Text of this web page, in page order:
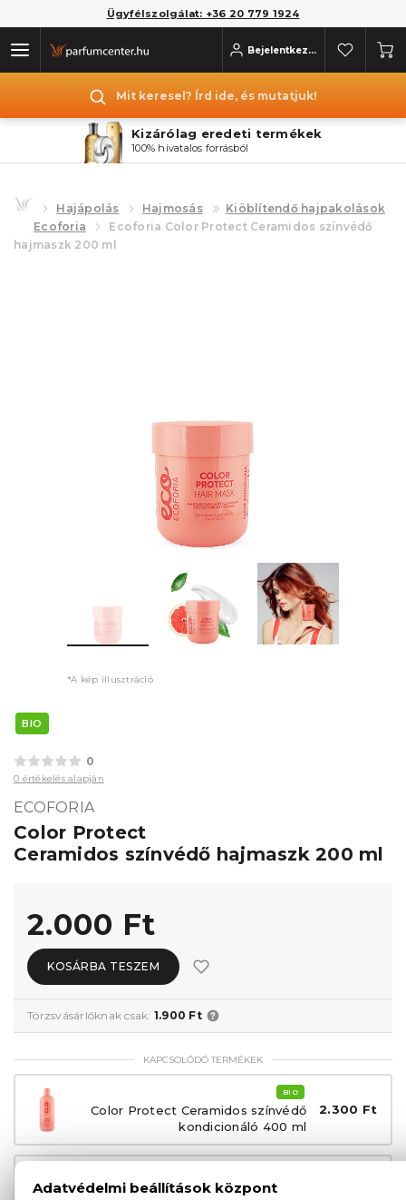
Ügyfélszolgálat: +36 20 779 1924
Bejelentkezés
Mit keresel? Írd ide, és mutatjuk!
Kizárólag eredeti termékek
100% hivatalos forrásból
Hajápolás Hajmosás
Kiöblítendő hajpakolások
Ecoforia
Ecoforia Color Protect Ceramidos színvédő
hajmaszk 200 ml
*A kép illusztráció
BIO
0
0 értékelés alapján
ECOFORIA
Color Protect
Ceramidos színvédő hajmaszk 200 ml
2.000 Ft
KOSÁRBA TESZEM
Törzsvásárlóknak csak: 1.900 Ft
KAPCSOLÓDÓ TERMÉKEK
BIO
Color Protect Ceramidos színvédő
kondicionáló 400 ml
2.300 Ft
Color Protect Ceramidos színvédő